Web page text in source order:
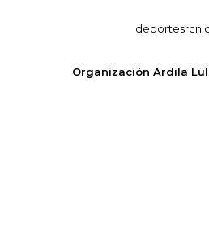
Organización Ardila